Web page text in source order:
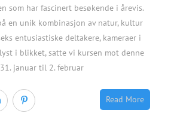
som har fascinert besøkende i årevis.
en unik kombinasjon av natur, kultur
entusiastiske deltakere, kameraer i
i blikket, satte vi kursen mot denne
januar til 2. februar
Read More